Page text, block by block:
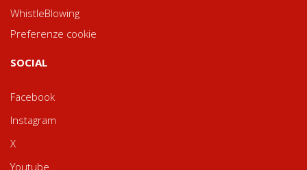
WhistleBlowing
Preferenze cookie
SOCIAL
Facebook
Instagram
X
Youtube